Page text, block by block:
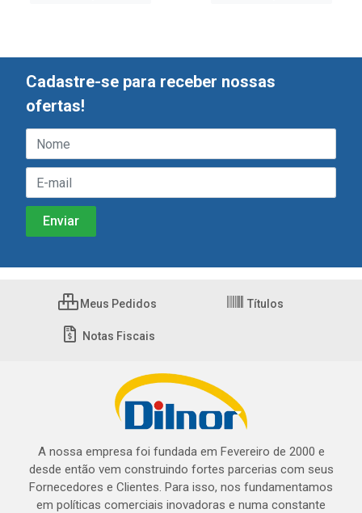
Cadastre-se para receber nossas
ofertas!
Meus Pedidos Títulos
Notas Fiscais
A nossa empresa foi fundada em Fevereiro de 2000 e
desde então vem construindo fortes parcerias com seus
Fornecedores e Clientes. Para isso, nos fundamentamos
em políticas comerciais inovadoras e numa constante